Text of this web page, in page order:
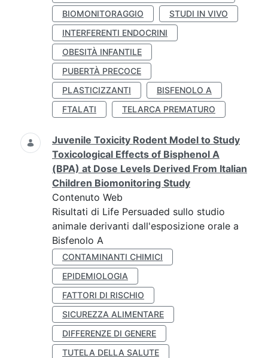
BIOMONITORAGGIO
STUDI IN VIVO
INTERFERENTI ENDOCRINI
OBESITÀ INFANTILE
PUBERTÀ PRECOCE
PLASTICIZZANTI
BISFENOLO A
FTALATI
TELARCA PREMATURO
Juvenile Toxicity Rodent Model to Study
Toxicological Effects of Bisphenol A
(BPA) at Dose Levels Derived From Italian
Children Biomonitoring Study
Contenuto Web
Risultati di Life Persuaded sullo studio
animale derivanti dall'esposizione orale a
Bisfenolo A
CONTAMINANTI CHIMICI
EPIDEMIOLOGIA
FATTORI DI RISCHIO
SICUREZZA ALIMENTARE
DIFFERENZE DI GENERE
TUTELA DELLA SALUTE